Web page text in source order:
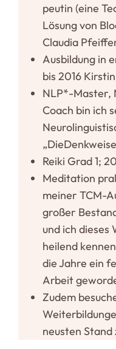
peutin (eine
Lösung von
Claudia
Aus­bildung in
bis 2016
NLP*-Master,
Coach bin ich
Reiki Grad 1;
Medi­tation
meiner TCM-
großer
und ich dieses
heilend
die Jahre ein
Arbeit
Zudem
neusten Stand